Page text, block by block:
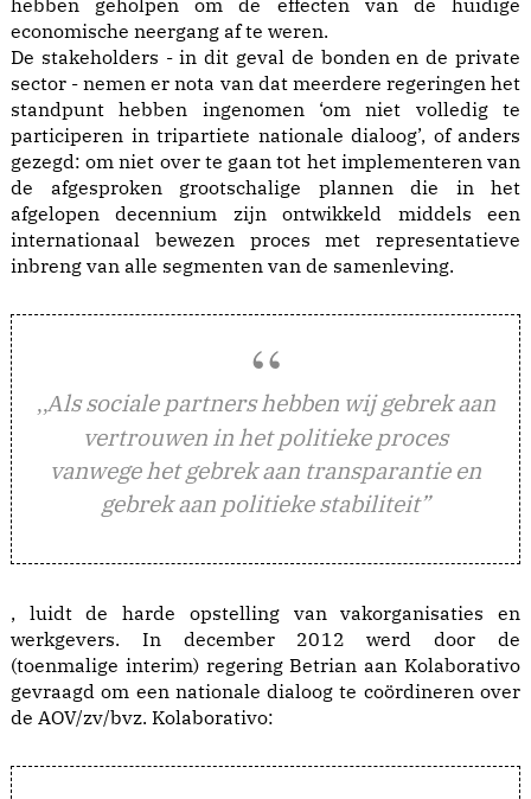
hebben geholpen om de effecten van de huidige
economische neergang af te weren.
De stakeholders - in dit geval de bonden en de private
sector - nemen er nota van dat meerdere regeringen het
standpunt hebben ingenomen ‘om niet volledig te
participeren in tripartiete nationale dialoog’, of anders
gezegd: om niet over te gaan tot het implementeren van
de afgesproken grootschalige plannen die in het
afgelopen decennium zijn ontwikkeld middels een
internationaal bewezen proces met representatieve
inbreng van alle segmenten van de samenleving.
,,Als sociale partners hebben wij gebrek aan
vertrouwen in het politieke proces
vanwege het gebrek aan transparantie en
gebrek aan politieke stabiliteit”
, luidt de harde opstelling van vakorganisaties en
werkgevers. In december 2012 werd door de
(toenmalige interim) regering Betrian aan Kolaborativo
gevraagd om een nationale dialoog te coördineren over
de AOV/zv/bvz. Kolaborativo: